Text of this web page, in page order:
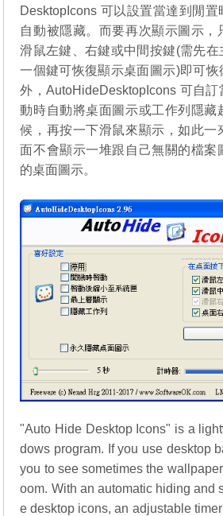
DesktopIcons 可以設置當達到閒
自動被隱藏。而要再次顯示圖示，
滑鼠左鍵、右鍵或中間按鍵(需先
一個鍵可恢復顯示桌面圖示)即可
外，AutoHideDesktopIcons 可自
動時自動將桌面圖示或工作列隱藏
候，再按一下滑鼠來顯示，如此一
面不會顯示一堆跟自己無關的檔案
的桌面圖示。
"Auto Hide Desktop Icons" is a
dows program. If you use desktop
you to see sometimes the
oom. With an automatic hiding and
e desktop icons, an adjustable